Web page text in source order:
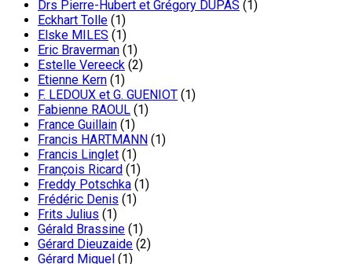
Drs Pierre-Hubert et Grégory DUPAS (1)
Eckhart Tolle (1)
Elske MILES (1)
Eric Braverman (1)
Estelle Vereeck (2)
Etienne Kern (1)
F. LEDOUX et G. GUENIOT (1)
Fabienne RAOUL (1)
France Guillain (1)
Francis HARTMANN (1)
Francis Linglet (1)
François Ricard (1)
Freddy Potschka (1)
Frédéric Denis (1)
Frits Julius (1)
Gérald Brassine (1)
Gérard Dieuzaide (2)
Gérard Miquel (1)